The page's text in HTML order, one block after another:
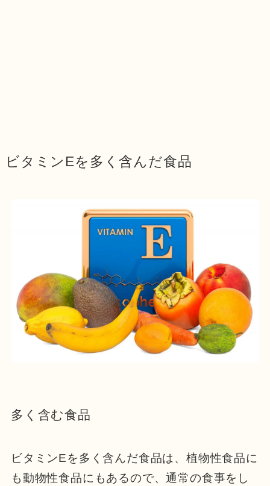
ビタミンEを多く含んだ食品
多く含む食品
ビタミンEを多く含んだ食品は、植物性食品に
も動物性食品にもあるので、通常の食事をし